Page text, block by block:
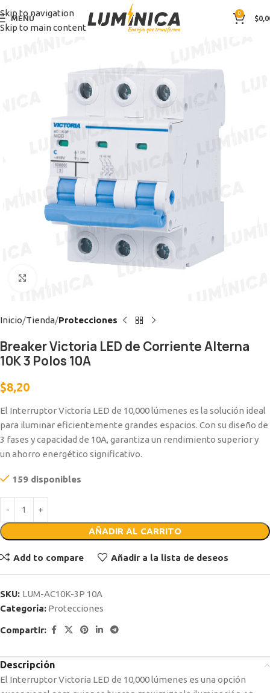
Skip to navigation
Skip to main content
MENÚ
0
$
Inicio Tienda Protecciones
Breaker Victoria LED de Corriente Alterna
10K 3 Polos 10A
$8,20
El Interruptor Victoria LED de 10,000 lúmenes es la solución ideal
para iluminar eficientemente grandes espacios. Con su diseño de
3 fases y capacidad de 10A, garantiza un rendimiento superior y
un ahorro energético significativo.
159 disponibles
AÑADIR AL CARRITO
Add to compare Añadir a la lista de deseos
SKU: LUM-AC10K-3P 10A
Categoría: Protecciones
Compartir:
Descripción
El Interruptor Victoria LED de 10,000 lúmenes es una opción